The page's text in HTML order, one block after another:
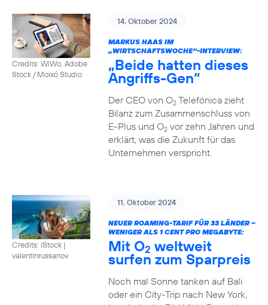
Credits: WiWo, Adobe
Stock / Moixó Studio
14. Oktober 2024
MARKUS HAAS IM
„WIRTSCHAFTSWOCHE“-INTERVIEW:
„Beide hatten dieses
Angriffs-Gen“
Der CEO von O2Telefónica zieht
Bilanz zum Zusammenschluss von
E-Plus und O2vor zehn Jahren und
erklärt, was die Zukunft für das
Unternehmen verspricht.
Credits: iStock |
valentinrussanov
11. Oktober 2024
NEUER ROAMING-TARIF FÜR 33 LÄNDER –
WENIGER ALS 1 CENT PRO MEGABYTE:
Mit O2 weltweit
surfen zum Sparpreis
Noch mal Sonne tanken auf Bali
oder ein City-Trip nach New York,